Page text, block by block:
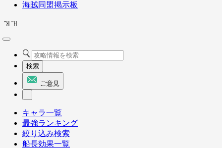
海賊同盟掲示板
"}] "}]
検索
ご意見
キャラ一覧
最強ランキング
絞り込み検索
船長効果一覧